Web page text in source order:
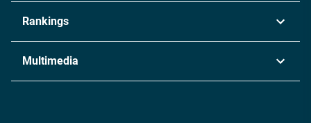
Chemie
Metall
Energie
Rankings
Multimedia